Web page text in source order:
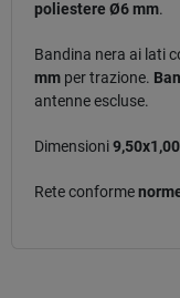
poliestere Ø6 mm.
Bandina nera ai lati
mm per trazione.
antenne escluse.
Dimensioni
Rete conforme